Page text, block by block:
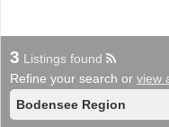
3 Listings found
Refine your search or view
Bodensee Region